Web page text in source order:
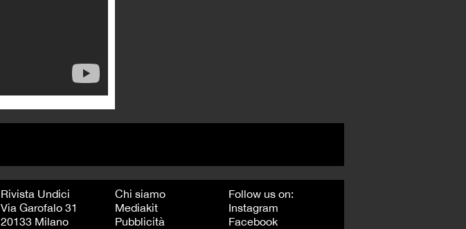
Rivista Undici
Via Garofalo 31
20133 Milano
Chi siamo
Mediakit
Pubblicità
Follow us on:
Instagram
Facebook